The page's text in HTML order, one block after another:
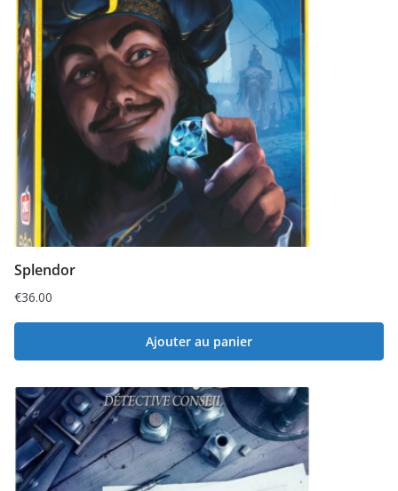
Splendor
€36.00
Ajouter au panier